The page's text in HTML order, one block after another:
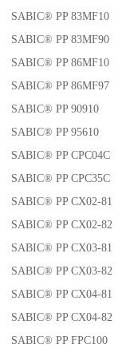
SABIC® PP 83MF10
SABIC® PP 83MF90
SABIC® PP 86MF10
SABIC® PP 86MF97
SABIC® PP 90910
SABIC® PP 95610
SABIC® PP CPC04C
SABIC® PP CPC35C
SABIC® PP CX02-81
SABIC® PP CX02-82
SABIC® PP CX03-81
SABIC® PP CX03-82
SABIC® PP CX04-81
SABIC® PP CX04-82
SABIC® PP FPC100